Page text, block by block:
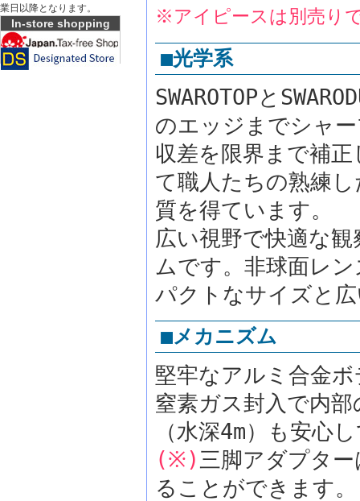
業日以降となります。
In-store shopping ※アイピースは別売り
■光学系
SWAROTOPと
のエッジまでシャ
収差を限界まで補
て職人たちの熟練
質を得ています。
広い視野で快適な
ムです。非球面レ
パクトなサイズと
■メカニズム
堅牢なアルミ合金
窒素ガス封入で内
（水深4m）も安心
(※) 三脚アダプタ
ることができます。